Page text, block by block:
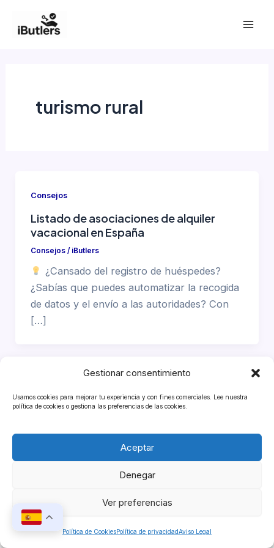
Gestionar consentimiento
Usamos cookies para mejorar tu experiencia y con fines comerciales. Lee nuestra
política de cookies o gestiona las preferencias de las cookies.
Aceptar
Denegar
Ver preferencias
Política de CookiesPolítica de privacidadAviso Legal
turismo rural
Consejos
Listado de asociaciones de alquiler
vacacional en España
Consejos/ iButlers
¿Cansado del registro de huéspedes?
¿Sabías que puedes automatizar la recogida
de datos y el envío a las autoridades? Con
[…]